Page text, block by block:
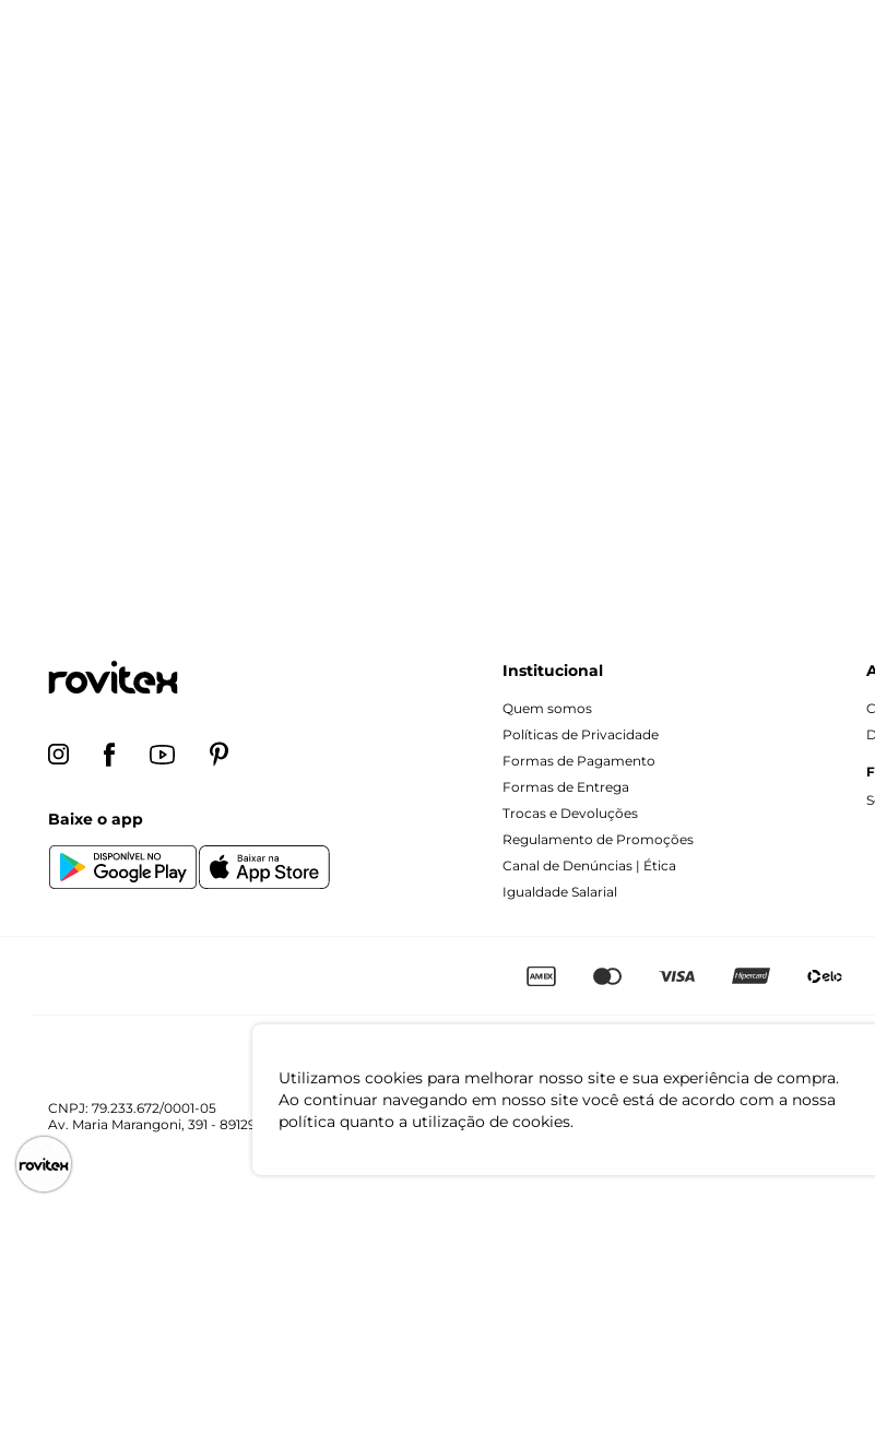
Utilizamos cookies para melhorar nosso site e sua experiência de compra.
Ao continuar navegando em nosso site você está de acordo com a nossa
política quanto a utilização de cookies.
Baixe o app
Institucional
Quem somos
Políticas de Privacidade
Formas de Pagamento
Formas de Entrega
Trocas e Devoluções
Regulamento de Promoções
Canal de Denúncias | Ética
Igualdade Salarial
CNPJ: 79.233.672/0001-05
Av. Maria Marangoni, 391 - 89129-080 - Luiz Alves - SC